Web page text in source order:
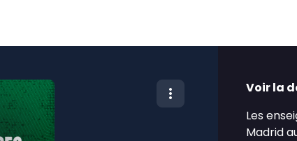
Voir la
Les
Madrid